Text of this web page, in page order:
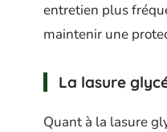
entretien plus
maintenir une
La lasure
Quant à la lasure